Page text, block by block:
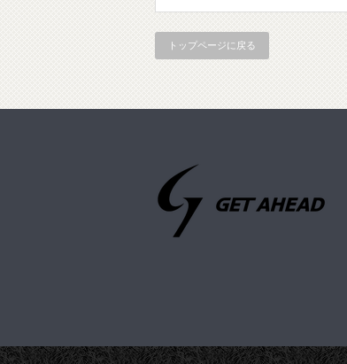
トップページに戻る